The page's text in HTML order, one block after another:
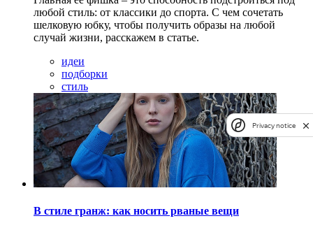
любой стиль: от классики до спорта. С чем сочетать
шелковую юбку, чтобы получить образы на любой
случай жизни, расскажем в статье.
идеи
подборки
стиль
В стиле гранж: как носить рваные вещи
Privacy notice